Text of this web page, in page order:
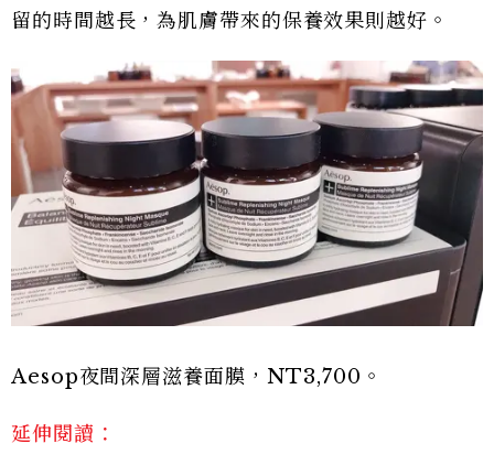
留的時間越長，為肌膚帶來的保養效果則越好。
Aesop夜間深層滋養面膜，NT3,700。
延伸閱讀：